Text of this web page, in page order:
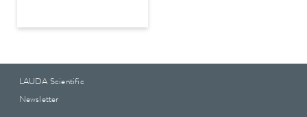
LAUDA Scientific
Newsletter